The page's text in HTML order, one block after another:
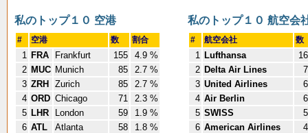
私のトップ１０ 空港
# 空港 数 割合
1 FRA Frankfurt 155
4.9 %
2 MUC Munich 85
2.7 %
3 ZRH Zurich 85
2.7 %
4 ORD Chicago 71
2.3 %
5 LHR London 59
1.9 %
6 ATL Atlanta 58
1.8 %
私のトップ１０ 航空会
# 航空会社 数
1 Lufthansa
2 Delta Air Lines
3 United Airlines
4 Air Berlin
5 SWISS
6 American Airlines